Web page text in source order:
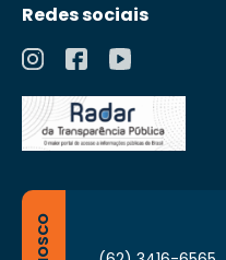
Redes sociais